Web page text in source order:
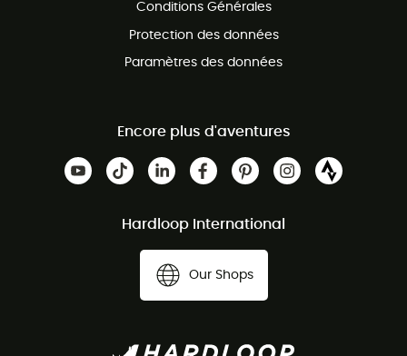
Conditions Générales
Protection des données
Paramètres des données
Encore plus d'aventures
Hardloop International
Our Shops